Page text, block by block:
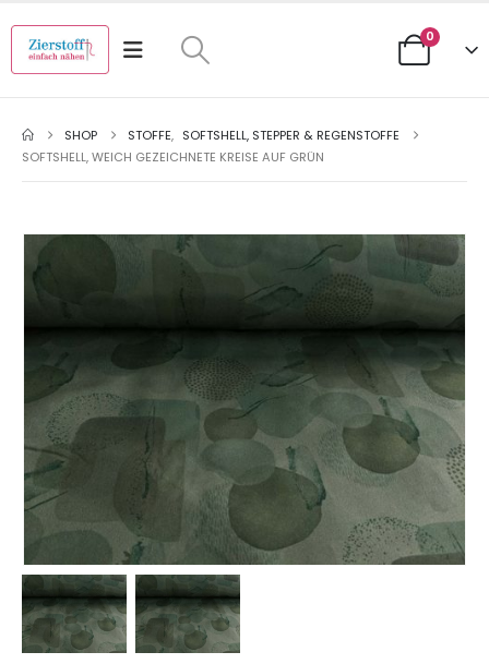
0
SHOP STOFFE, SOFTSHELL, STEPPER & REGENSTOFFE
SOFTSHELL, WEICH GEZEICHNETE KREISE AUF GRÜN